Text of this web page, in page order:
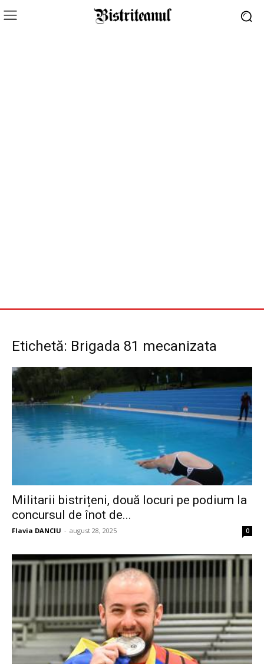
Etichetă: Brigada 81 mecanizata
Militarii bistrițeni, două locuri pe podium la
concursul de înot de...
Flavia DANCIU - august 28, 2025 0